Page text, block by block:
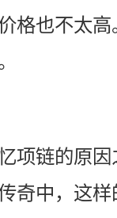
格也不太
项链的原
奇中，这